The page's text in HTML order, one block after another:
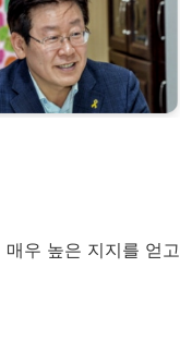
매우 높은 지지를 얻고